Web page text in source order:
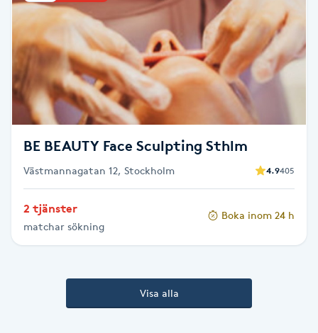
IR-massage
J
Japansk massage
K
K18
Katun fransar
Kemisk peeling
Keratinbehandling
BE BEAUTY Face Sculpting Sthlm
Västmannagatan 12, Stockholm 4.9405
2 tjänster
matchar sökning
Boka inom 24 h
Visa alla